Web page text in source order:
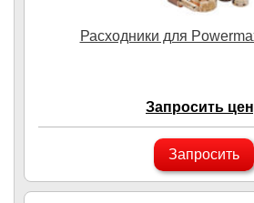
Расходники для
Запросить
Запросить